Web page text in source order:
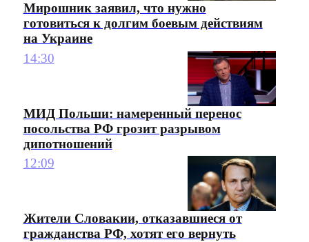
Мирошник заявил, что нужно
готовиться к долгим боевым действиям
на Украине
14:30
МИД Польши: намеренный перенос
посольства РФ грозит разрывом
дипотношений
12:09
Жители Словакии, отказавшиеся от
гражданства РФ, хотят его вернуть